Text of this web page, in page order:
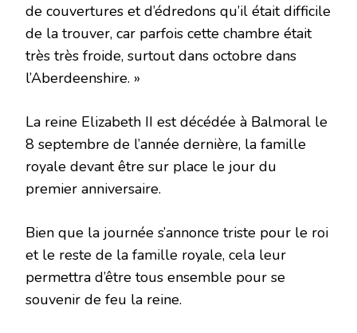
de couvertures et d’édredons qu’il était difficile
de la trouver, car parfois cette chambre était
très très froide, surtout dans octobre dans
l’Aberdeenshire. »
La reine Elizabeth II est décédée à Balmoral le
8 septembre de l’année dernière, la famille
royale devant être sur place le jour du
premier anniversaire.
Bien que la journée s’annonce triste pour le roi
et le reste de la famille royale, cela leur
permettra d’être tous ensemble pour se
souvenir de feu la reine.